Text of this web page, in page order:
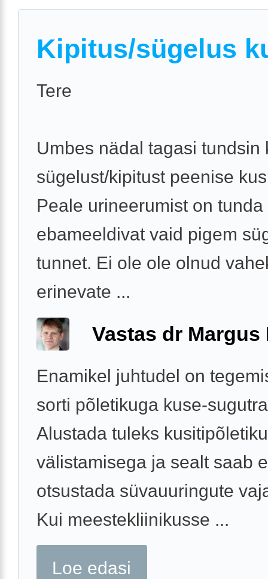
Kipitus/sügelus
Tere
Umbes nädal tagasi tundsin
sügelust/kipitust peenise
Peale urineerumist on tunda
ebameeldivat vaid pigem
tunnet. Ei ole ole olnud
erinevate ...
Vastas dr Margus
Enamikel juhtudel on
sorti põletikuga kuse-
Alustada tuleks kusitipõletiku
välistamisega ja sealt saab
otsustada süvauuringute
Kui meestekliinikusse ...
Loe edasi